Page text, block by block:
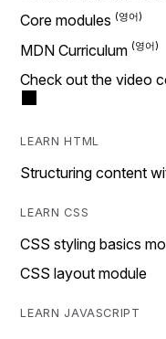
Core modules
MDN Curriculum
Check out the video
LEARN HTML
Structuring content
LEARN CSS
CSS styling basics
CSS layout module
LEARN JAVASCRIPT